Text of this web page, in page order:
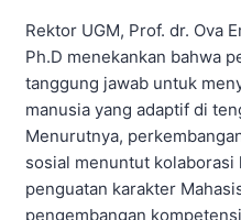
Rektor UGM, Prof. dr. Ova
Ph.D menekankan bahwa
tanggung jawab untuk
manusia yang adaptif di
Menurutnya,
sosial menuntut
penguatan karakter
pengembangan